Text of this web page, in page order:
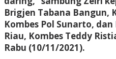
Brigjen Tabana Bangun,
Kombes Pol Sunarto,
Riau, Kombes Teddy
Rabu (10/11/2021).